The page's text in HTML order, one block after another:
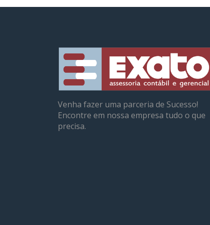
Venha fazer uma parceria de Sucesso!
Encontre em nossa empresa tudo o que
precisa.